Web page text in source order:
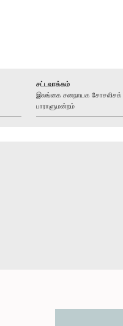
சட்டவாக்கம்
இலங்கை சனநாயக சோசலிசக்
பாராளுமன்றம்